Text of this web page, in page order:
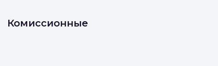
Комиссионные